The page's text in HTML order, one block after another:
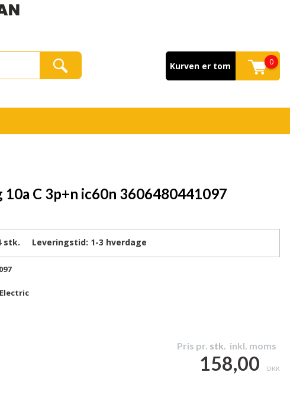
Kurven er tom 0
C 3p+n ic60n 3606480441097
stk. Leveringstid: 1-3 hverdage
Pris pr. stk. inkl. moms
158,00 DKK